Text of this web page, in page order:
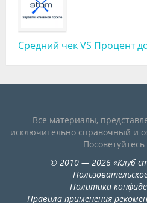
Средний чек VS Процент
Все материалы,
исключительно справочный и
© 2010— 2026«Клуб
Политика
Правила применения